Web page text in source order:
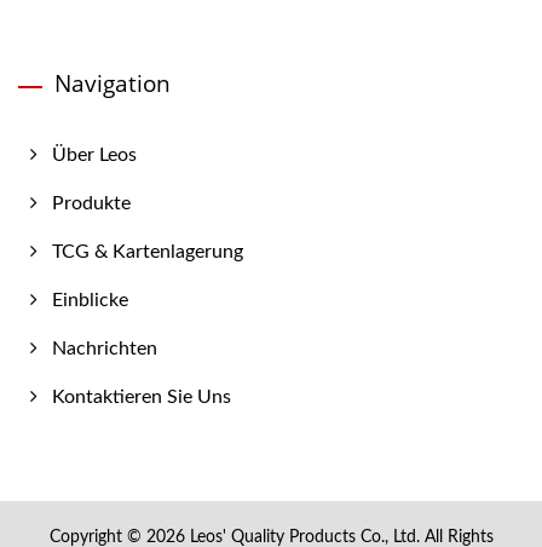
Navigation
Über Leos
Produkte
TCG & Kartenlagerung
Einblicke
Nachrichten
Kontaktieren Sie Uns
Copyright © 2026 Leos' Quality Products Co., Ltd.All Rights